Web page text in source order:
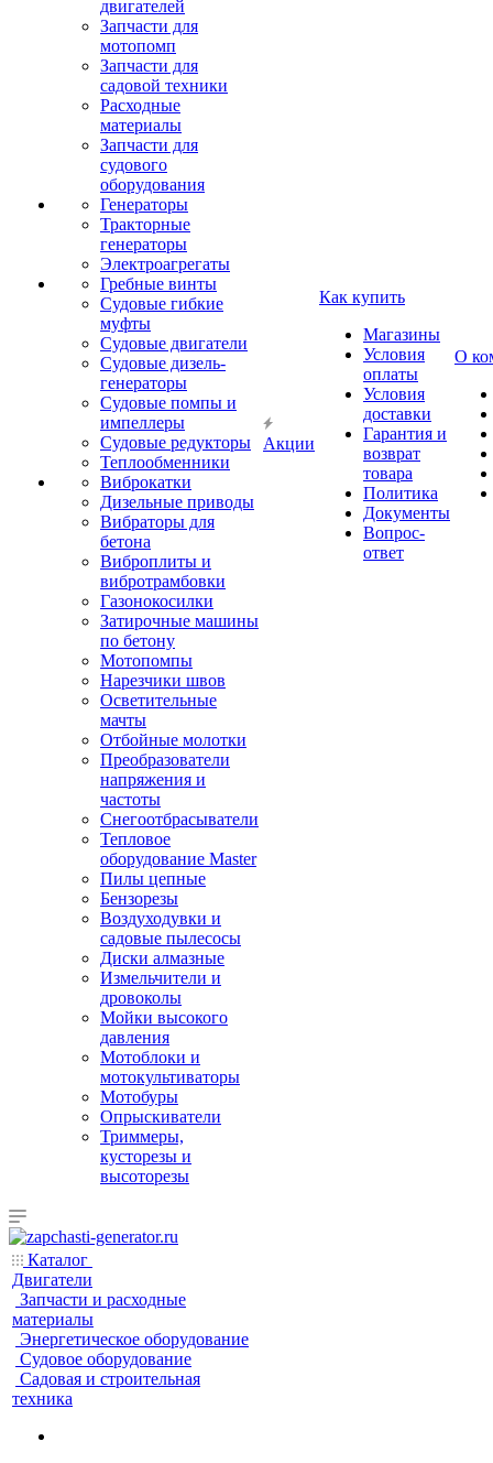
двигателей
Запчасти для
мотопомп
Запчасти для
садовой техники
Расходные
материалы
Запчасти для
судового
оборудования
Генераторы
Тракторные
генераторы
Электроагрегаты
Гребные винты
Судовые гибкие
муфты
Судовые двигатели
Судовые дизель-
генераторы
Судовые помпы и
импеллеры
Судовые редукторы
Теплообменники
Виброкатки
Дизельные приводы
Вибраторы для
бетона
Виброплиты и
вибротрамбовки
Газонокосилки
Затирочные машины
по бетону
Мотопомпы
Нарезчики швов
Осветительные
мачты
Отбойные молотки
Преобразователи
напряжения и
частоты
Снегоотбрасыватели
Тепловое
оборудование Master
Пилы цепные
Бензорезы
Воздуходувки и
садовые пылесосы
Диски алмазные
Измельчители и
дровоколы
Мойки высокого
давления
Мотоблоки и
мотокультиваторы
Мотобуры
Опрыскиватели
Триммеры,
кусторезы и
высоторезы
Акции
Как купить
Магазины
Условия
оплаты
Условия
доставки
Гарантия и
возврат
товара
Политика
Документы
Вопрос-
ответ
О
Каталог
Двигатели
Запчасти и расходные
материалы
Энергетическое оборудование
Судовое оборудование
Садовая и строительная
техника